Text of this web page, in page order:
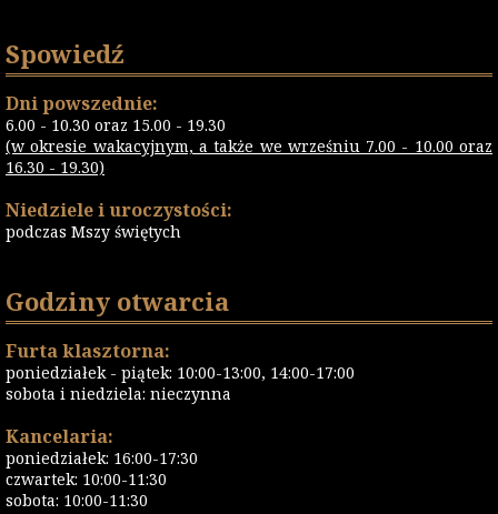
Spowiedź
Dni powszednie:
6.00 - 10.30 oraz 15.00 - 19.30
(w okresie wakacyjnym, a także we wrześniu 7.00 - 10.00 oraz
16.30 - 19.30)
Niedziele i uroczystości:
podczas Mszy świętych
Godziny otwarcia
Furta klasztorna:
poniedziałek - piątek: 10:00-13:00, 14:00-17:00
sobota i niedziela: nieczynna
Kancelaria:
poniedziałek: 16:00-17:30
czwartek: 10:00-11:30
sobota: 10:00-11:30